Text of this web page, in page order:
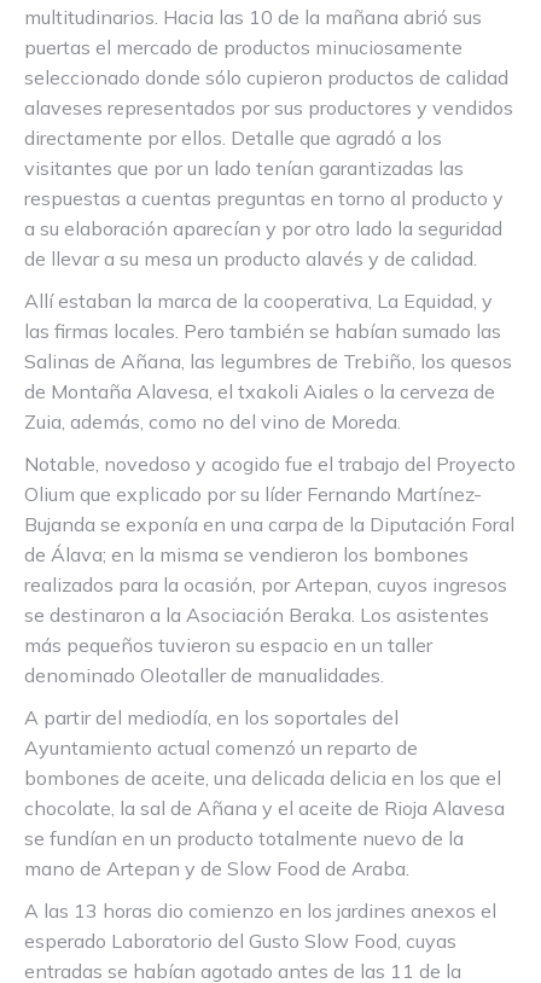
multitudinarios. Hacia las 10 de la mañana abrió sus
puertas el mercado de productos minuciosamente
seleccionado donde sólo cupieron productos de calidad
alaveses representados por sus productores y vendidos
directamente por ellos. Detalle que agradó a los
visitantes que por un lado tenían garantizadas las
respuestas a cuentas preguntas en torno al producto y
a su elaboración aparecían y por otro lado la seguridad
de llevar a su mesa un producto alavés y de calidad.
Allí estaban la marca de la cooperativa, La Equidad, y
las firmas locales. Pero también se habían sumado las
Salinas de Añana, las legumbres de Trebiño, los quesos
de Montaña Alavesa, el txakoli Aiales o la cerveza de
Zuia, además, como no del vino de Moreda.
Notable, novedoso y acogido fue el trabajo del Proyecto
Olium que explicado por su líder Fernando Martínez-
Bujanda se exponía en una carpa de la Diputación Foral
de Álava; en la misma se vendieron los bombones
realizados para la ocasión, por Artepan, cuyos ingresos
se destinaron a la Asociación Beraka. Los asistentes
más pequeños tuvieron su espacio en un taller
denominado Oleotaller de manualidades.
A partir del mediodía, en los soportales del
Ayuntamiento actual comenzó un reparto de
bombones de aceite, una delicada delicia en los que el
chocolate, la sal de Añana y el aceite de Rioja Alavesa
se fundían en un producto totalmente nuevo de la
mano de Artepan y de Slow Food de Araba.
A las 13 horas dio comienzo en los jardines anexos el
esperado Laboratorio del Gusto Slow Food, cuyas
entradas se habían agotado antes de las 11 de la